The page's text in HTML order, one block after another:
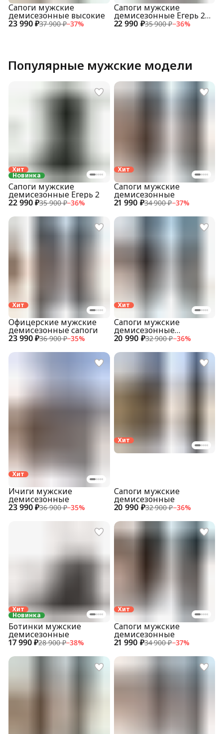
23 990 ₽37 900 ₽−37%
Сапоги мужские
демисезонные высокие
22 990 ₽35 900 ₽−36%
Сапоги мужские
демисезонные Егерь 2
коричневые
Популярные мужские модели
Хит
Новинка
22 990 ₽35 900 ₽−36%
Сапоги мужские
демисезонные Егерь 2
Хит
21 990 ₽34 900 ₽−37%
Сапоги мужские
демисезонные
Хит
23 990 ₽36 900 ₽−35%
Офицерские мужские
демисезонные сапоги
Хит
20 990 ₽32 900 ₽−36%
Сапоги мужские
демисезонные
укороченные
Хит
23 990 ₽36 900 ₽−35%
Ичиги мужские
демисезонные
Хит
20 990 ₽32 900 ₽−36%
Сапоги мужские
демисезонные
Хит
Новинка
17 990 ₽28 900 ₽−38%
Ботинки мужские
демисезонные
Хит
21 990 ₽34 900 ₽−37%
Сапоги мужские
демисезонные